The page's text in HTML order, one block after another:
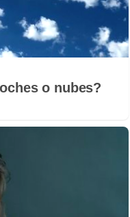
o nubes?